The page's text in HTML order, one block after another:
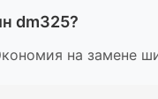
dm325?
на замене